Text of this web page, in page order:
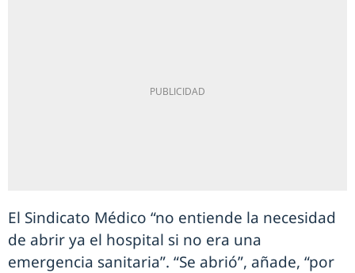
El Sindicato Médico “no entiende la necesidad
de abrir ya el hospital si no era una
emergencia sanitaria”. “Se abrió”, añade, “por